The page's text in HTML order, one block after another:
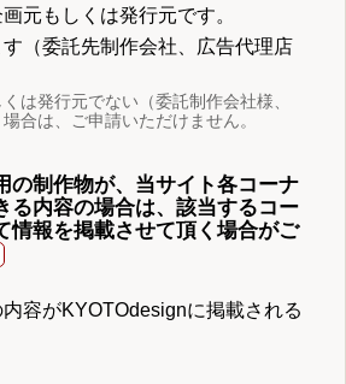
元もしくは発行元です。
（委託先制作会社、広告代理店
は発行元でない（委託制作会社様、
合は、ご申請いただけません。
の制作物が、当サイト各コーナ
る内容の場合は、該当するコー
情報を掲載させて頂く場合がご
容がKYOTOdesignに掲載される